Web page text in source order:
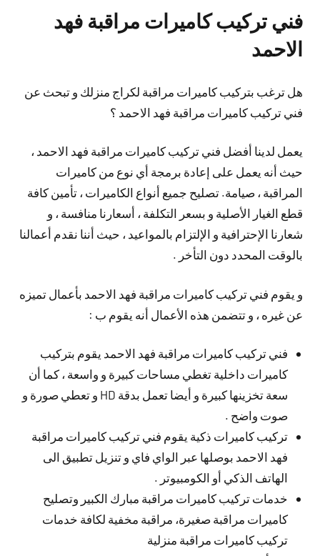
فني تركيب كاميرات مراقبة فهد
الاحمد
هل ترغب بتركيب كاميرات مراقبة لكراج منزلك و تبحث عن
فني تركيب كاميرات مراقبة فهد الاحمد ؟
يعمل لدينا أفضل فني تركيب كاميرات مراقبة فهد الاحمد ،
حيث أنه يعمل على إعادة برمجة أي نوع من كاميرات
المراقبة ، صيامة. تصليح جميع أنواع الكاميرات ، تأمين كافة
قطع الغيار الأصلية و بسعر التكلفة ، أسعارنا منافسة ، و
شعارنا الإحترافية و الإلتزام بالمواعيد ، حيث أننا نقدم أعمالنا
بالوقت المحدد دون التأخر .
و يقوم فني تركيب كاميرات مراقبة فهد الاحمد بأعمال تميزه
عن غيره ، و تتضمن هذه الأعمال أنه يقوم ب :
فني تركيب كاميرات مراقبة فهد الاحمد يقوم بتركيب
كاميرات داخلية تغطي مساحات كبيرة و واسعة ، كما أن
سعة تخزينها كبيرة و أيضا تعمل بدقة HD و تعطي صورة و
صوت واضح .
تركيب كاميرات ذكية يقوم فني تركيب كاميرات مراقبة
فهد الاحمد بوصلها عبر الواي فاي و تنزيل تطبيق الى
الهاتف الذكي أو الكومبيوتر .
خدمات تركيب كاميرات مراقبة مبارك الكبير وتصليح
كاميرات مراقبة صغيرة، مراقبة مخفية لكافة خدمات
تركيب كاميرات مراقبة منزلية